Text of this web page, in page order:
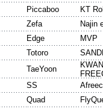
Piccaboo
KT
Zefa
Najin
Edge
MVP
Totoro
TaeYoon
SS
Quad